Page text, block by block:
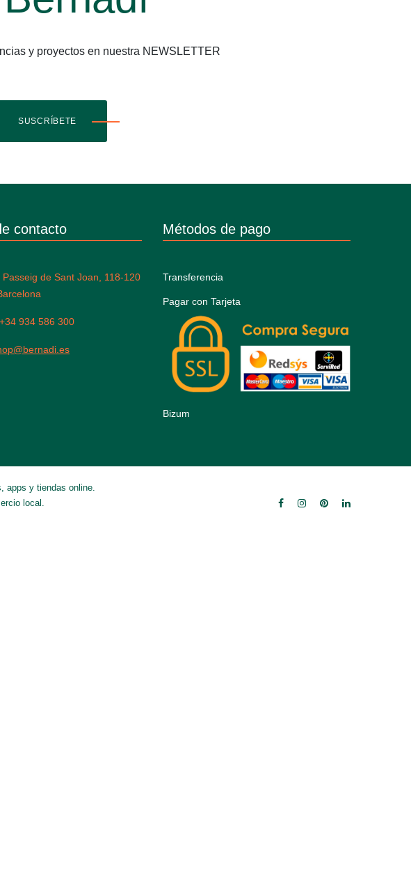
y proyectos en nuestra NEWSLETTER
SUSCRÍBETE
contacto
Passeig de Sant Joan, 118-120
+34 934 586 300
Métodos de pago
Transferencia
Pagar con Tarjeta
Bizum
apps y tiendas online.
local.